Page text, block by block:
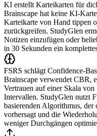
KI erstellt Karteikarten für
Brainscape hat keine KI-
Karteikarte von Hand tippen
zurückgreifen. StudyGlen
Notizen einzufügen oder
in 30 Sekunden ein
FSRS schlägt Confidence-
Brainscape verwendet CBR,
Vertrauen auf einer Skala
Intervallen. StudyGlen nutzt
basierenden Algorithmus, der
vorhersagt und die
weniger Durchgängen